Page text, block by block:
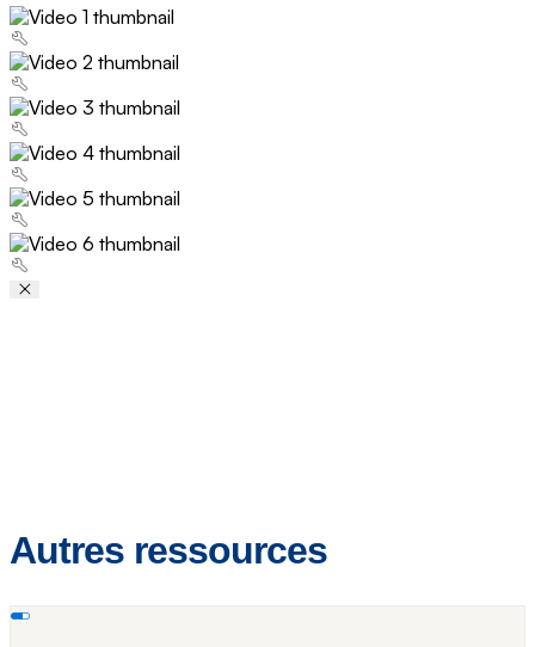
Video Player
Autres ressources